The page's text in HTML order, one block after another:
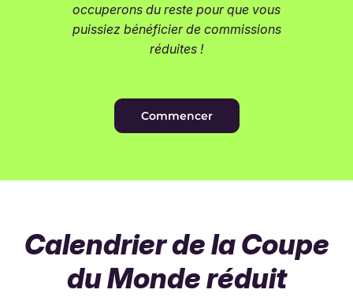
occuperons du reste pour que vous
puissiez bénéficier de commissions
réduites !
Commencer
Calendrier de la Coupe
du Monde réduit